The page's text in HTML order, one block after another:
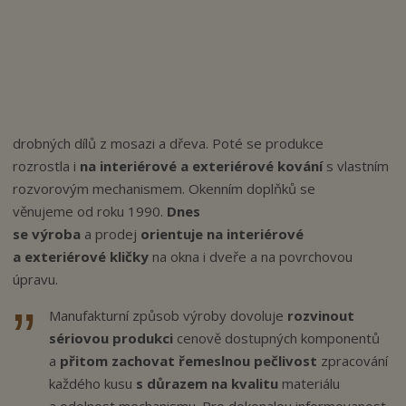
drobných dílů z mosazi a dřeva. Poté se produkce
rozrostla i na interiérové a exteriérové kovánís vlastním
rozvorovým mechanismem. Okenním doplňků se
věnujeme od roku 1990. Dnes
se výroba a prodej orientuje na interiérové
a exteriérové kličky na okna i dveře a na povrchovou
úpravu.
Manufakturní způsob výroby dovoluje rozvinout
sériovou produkci cenově dostupných komponentů
a přitom zachovat řemeslnou pečlivost zpracování
každého kusu s důrazem na kvalitu materiálu